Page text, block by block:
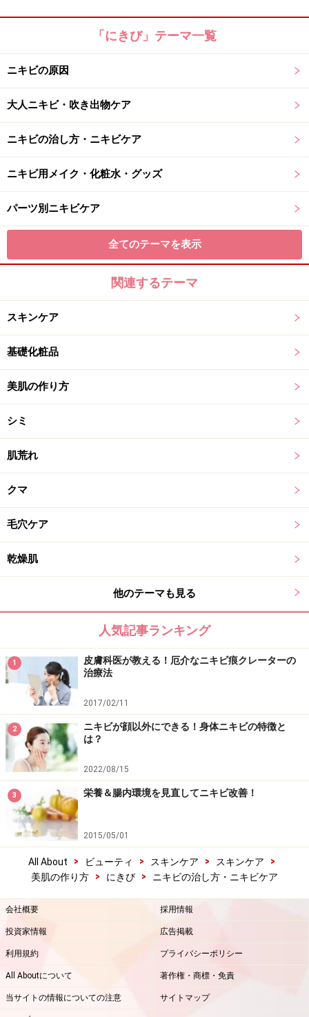
「にきび」テーマ一覧
ニキビの原因
大人ニキビ・吹き出物ケア
ニキビの治し方・ニキビケア
ニキビ用メイク・化粧水・グッズ
パーツ別ニキビケア
全てのテーマを表示
関連するテーマ
スキンケア
基礎化粧品
美肌の作り方
シミ
肌荒れ
クマ
毛穴ケア
乾燥肌
他のテーマも見る
人気記事ランキング
1
皮膚科医が教える！厄介なニキビ痕クレーターの
治療法
2017/02/11
2
ニキビが顔以外にできる！身体ニキビの特徴と
は？
2022/08/15
3 栄養＆腸内環境を見直してニキビ改善！
2015/05/01
All About > ビューティ > スキンケア > スキンケア
>
美肌の作り方
> にきび > ニキビの治し方・ニキビケア
会社概要 採用情報
投資家情報 広告掲載
利用規約 プライバシーポリシー
All Aboutについて 著作権・商標・免責
当サイトの情報についての注意 サイトマップ